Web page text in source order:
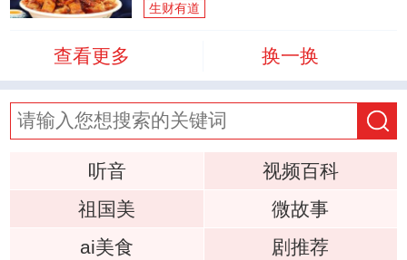
生财有道
查看更多 换一换
听音
视频百科
祖国美
微故事
ai美食
剧推荐